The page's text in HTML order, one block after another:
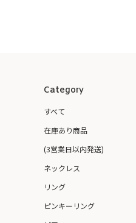
Category
すべて
在庫あり商品
(3営業日以内発送)
ネックレス
リング
ピンキーリング